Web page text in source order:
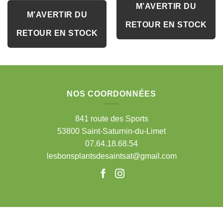
M’AVERTIR DU
RETOUR EN STOCK
à
21,00 €
M’AVERTIR DU
RETOUR EN STOCK
NOS COORDONNÉES
841 route des Sports
53800 Saint-Saturnin-du-Limet
07.64.18.68.54
lesbonsplantsdesaintsat@gmail.com